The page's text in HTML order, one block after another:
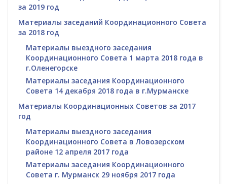
за 2019 год
Материалы заседаний Координационного Совета
за 2018 год
Материалы выездного заседания
Координационного Совета 1 марта 2018 года в
г.Оленегорске
Материалы заседания Координационного
Совета 14 декабря 2018 года в г.Мурманске
Материалы Координационных Советов за 2017
год
Материалы выездного заседания
Координационного Совета в Ловозерском
районе 12 апреля 2017 года
Материалы заседания Координационного
Совета г. Мурманск 29 ноября 2017 года